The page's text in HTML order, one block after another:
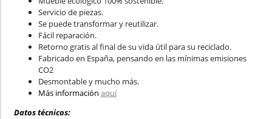
Servicio de piezas.
Se puede transformar y reutilizar.
Fácil reparación.
Retorno gratis al final de su vida útil para su reciclado.
Fabricado en España, pensando en las mínimas emisiones
CO2
Desmontable y mucho más.
Más información aquí
Datos técnicos: